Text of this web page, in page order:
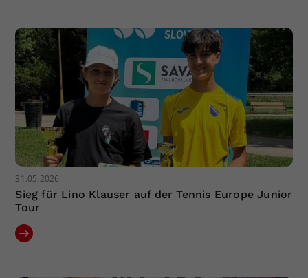
31.05.2026
Sieg für Lino Klauser auf der Tennis Europe Junior
Tour